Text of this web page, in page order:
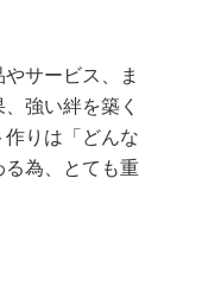
サービス、ま
強い絆を築く
りは「どんな
る為、とても重